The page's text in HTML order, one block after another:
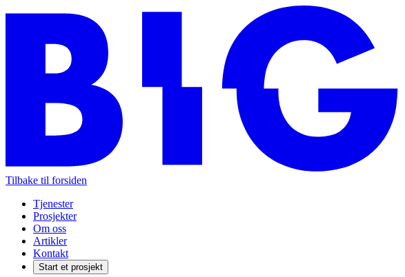
Tilbake til forsiden
Tjenester
Prosjekter
Om oss
Artikler
Kontakt
Start et prosjekt